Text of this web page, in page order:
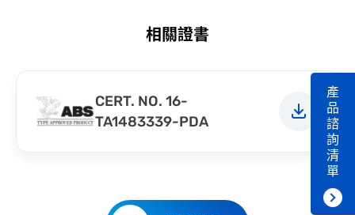
相關證書
CERT. NO. 16-
TA1483339-PDA
產
品
諮
詢
清
單